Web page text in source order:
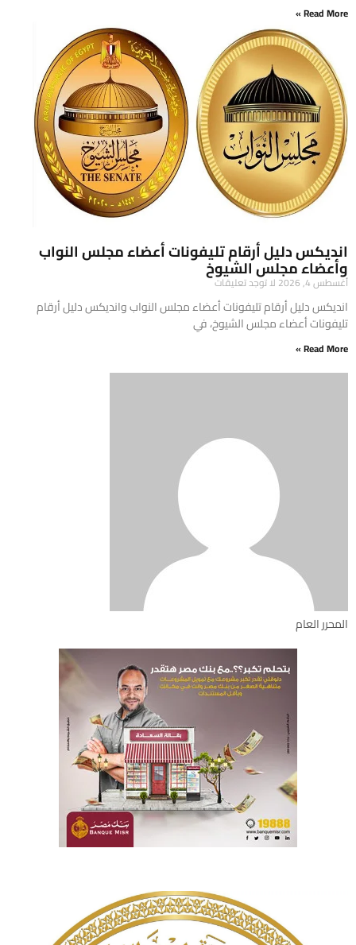
Read More »
انديكس دليل أرقام تليفونات أعضاء مجلس النواب
وأعضاء مجلس الشيوخ
أغسطس 4, 2026 لا توجد تعليقات
انديكس دليل أرقام تليفونات أعضاء مجلس النواب وانديكس دليل أرقام
تليفونات أعضاء مجلس الشيوخ، في
Read More »
المحرر العام